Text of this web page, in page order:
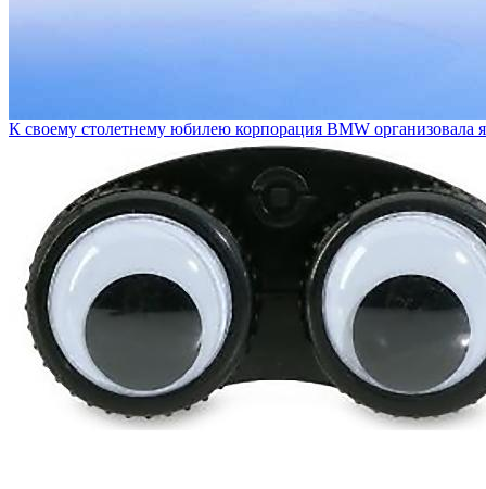
К своему столетнему юбилею корпорация BMW организовала